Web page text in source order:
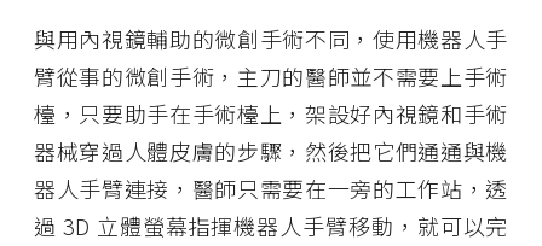
與用內視鏡輔助的微創手術不同，使用機器人手
臂從事的微創手術，主刀的醫師並不需要上手術
檯，只要助手在手術檯上，架設好內視鏡和手術
器械穿過人體皮膚的步驟，然後把它們通通與機
器人手臂連接，醫師只需要在一旁的工作站，透
過 3D 立體螢幕指揮機器人手臂移動，就可以完